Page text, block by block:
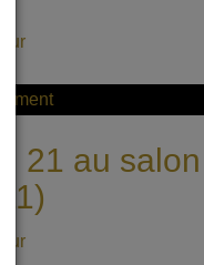
on
21 au salon